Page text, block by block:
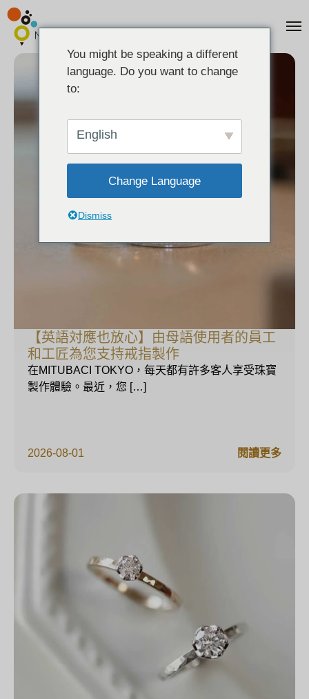
【英語対應也放心】由母語使用者的員工
和工匠為您支持戒指製作
2026-08-01
在MITUBACI TOKYO，每天都有許多客人享受珠寶
製作體驗。最近，您 […]
閱讀更多
You might be speaking a different
language. Do you want to change
to:
English
Change Language
Dismiss